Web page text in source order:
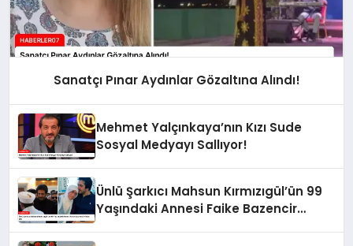
Sanatçı Pınar Aydınlar Gözaltına Alındı!
Mehmet Yalçınkaya’nın Kızı Sude
Sosyal Medyayı Sallıyor!
Ünlü Şarkıcı Mahsun Kırmızıgül’ün 99
Yaşındaki Annesi Faike Bazencir